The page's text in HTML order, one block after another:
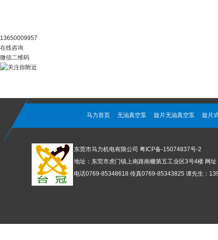
13650009957
在线咨询
微信二维码
马力首页 无油真空泵 旋片无油真空泵 旋片
东莞市马力机电有限公司 粤ICP备-15074837号-2
地址：东莞市虎门镇上南路南栅第五工业区3号4楼 网
电话0769-85348618 传真0769-85343825 谭先生：